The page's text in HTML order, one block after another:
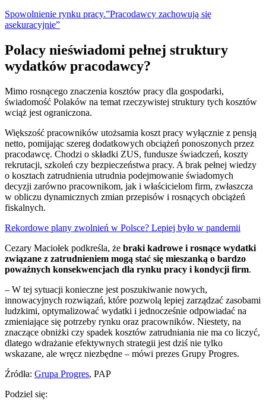
Spowolnienie rynku pracy.”Pracodawcy zachowują się
asekuracyjnie”
Polacy nieświadomi pełnej struktury
wydatków pracodawcy?
Mimo rosnącego znaczenia kosztów pracy dla gospodarki,
świadomość Polaków na temat rzeczywistej struktury tych kosztów
wciąż jest ograniczona.
Większość pracowników utożsamia koszt pracy wyłącznie z pensją
netto, pomijając szereg dodatkowych obciążeń ponoszonych przez
pracodawcę. Chodzi o składki ZUS, fundusze świadczeń, koszty
rekrutacji, szkoleń czy bezpieczeństwa pracy. A brak pełnej wiedzy
o kosztach zatrudnienia utrudnia podejmowanie świadomych
decyzji zarówno pracownikom, jak i właścicielom firm, zwłaszcza
w obliczu dynamicznych zmian przepisów i rosnących obciążeń
fiskalnych.
Rekordowe plany zwolnień w Polsce? Lepiej było w pandemii
Cezary Maciołek podkreśla, że braki kadrowe i rosnące wydatki
związane z zatrudnieniem mogą stać się mieszanką o bardzo
poważnych konsekwencjach dla rynku pracy i kondycji firm.
– W tej sytuacji konieczne jest poszukiwanie nowych,
innowacyjnych rozwiązań, które pozwolą lepiej zarządzać zasobami
ludzkimi, optymalizować wydatki i jednocześnie odpowiadać na
zmieniające się potrzeby rynku oraz pracowników. Niestety, na
znaczące obniżki czy spadek kosztów zatrudniania nie ma co liczyć,
dlatego wdrażanie efektywnych strategii jest dziś nie tylko
wskazane, ale wręcz niezbędne – mówi prezes Grupy Progres.
Źródła: Grupa Progres, PAP
Podziel się: